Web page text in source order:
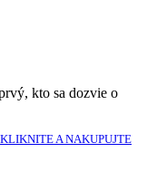
kto sa dozvie o
KLIKNITE A NAKUPUJTE